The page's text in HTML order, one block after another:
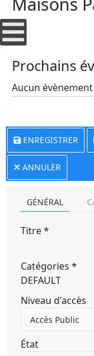
Prochains
Aucun évènement
ENREGISTRER
ANNULER
GÉNÉRAL
Titre*
Catégories *
DEFAULT
Niveau d'accès
Accès Public
État